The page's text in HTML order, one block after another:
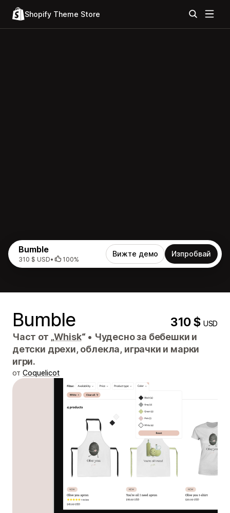
Shopify Theme Store
Bumble
310 $ USD• 100%
Вижте демо Изпробвай
Bumble 310 $USD
Част от „Whisk“ • Чудесно за бебешки и
детски дрехи, облекла, играчки и марки
игри.
от Coquelicot